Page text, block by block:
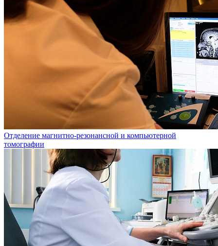
Отделение магнитно-резонансной и компьютерной
томографии